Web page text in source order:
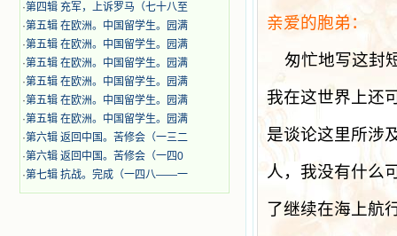
·第四辑 充军，上诉罗马（七十八至
·第五辑 在欧洲。中国留学生。园满
·第五辑 在欧洲。中国留学生。园满
·第五辑 在欧洲。中国留学生。园满
·第五辑 在欧洲。中国留学生。园满
·第五辑 在欧洲。中国留学生。园满
·第五辑 在欧洲。中国留学生。园满
·第六辑 返回中国。苦修会（一三二
·第六辑 返回中国。苦修会（一四0
·第七辑 抗战。完成（一四八——一
亲爱的胞弟：
匆忙地写这封
我在这世界上还
是谈论这里所涉
人，我没有什么
了继续在海上航